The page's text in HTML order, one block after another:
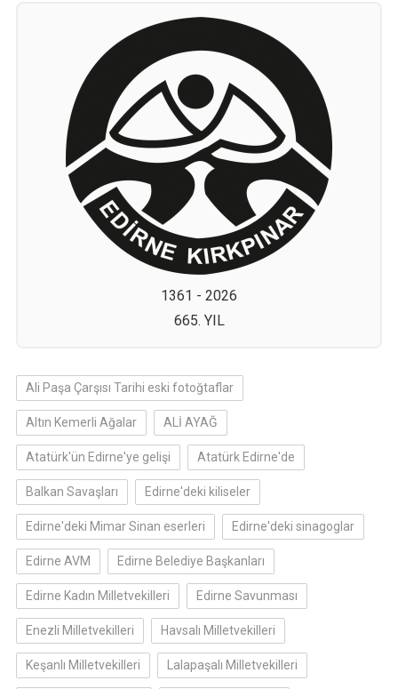
1361 - 2026
665. YIL
Ali Paşa Çarşısı Tarihi eski fotoğtaflar
Altın Kemerli Ağalar ALİ AYAĞ
Atatürk'ün Edirne'ye gelişi Atatürk Edirne'de
Balkan Savaşları Edirne'deki kiliseler
Edirne'deki Mimar Sinan eserleri Edirne'deki sinagoglar
Edirne AVM Edirne Belediye Başkanları
Edirne Kadın Milletvekilleri Edirne Savunması
Enezli Milletvekilleri Havsalı Milletvekilleri
Keşanlı Milletvekilleri Lalapaşalı Milletvekilleri